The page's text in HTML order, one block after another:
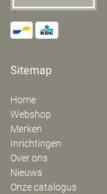
Sitemap
Home
Webshop
Merken
Inrichtingen
Over ons
Nieuws
Onze catalogus